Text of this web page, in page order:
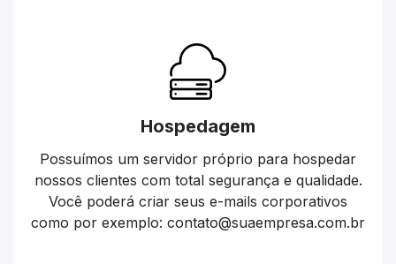
Hospedagem
Possuímos um servidor próprio para hospedar
nossos clientes com total segurança e qualidade.
Você poderá criar seus e-mails corporativos
como por exemplo: contato@suaempresa.com.br